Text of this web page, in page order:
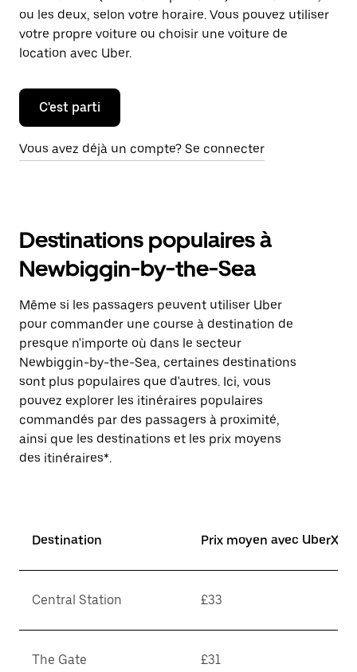
ou les deux, selon votre horaire. Vous pouvez utiliser
votre propre voiture ou choisir une voiture de
location avec Uber.
C'est parti
Vous avez déjà un compte? Se connecter
Destinations populaires à
Newbiggin-by-the-Sea
Même si les passagers peuvent utiliser Uber
pour commander une course à destination de
presque n'importe où dans le secteur
Newbiggin-by-the-Sea, certaines destinations
sont plus populaires que d'autres. Ici, vous
pouvez explorer les itinéraires populaires
commandés par des passagers à proximité,
ainsi que les destinations et les prix moyens
des itinéraires*.
Destination Prix moyen avec UberX*
Central Station £33
The Gate £31